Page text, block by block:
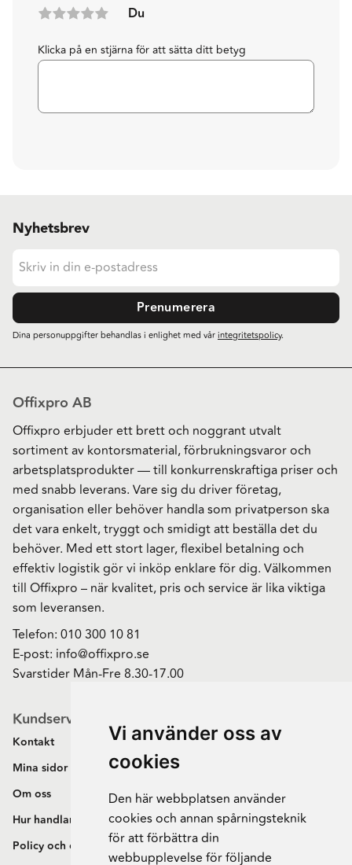
Vi använder oss av
cookies
Den här webbplatsen använder
cookies och annan spårningsteknik
för att förbättra din
webbupplevelse för följande
Du
Klicka på en stjärna för att sätta ditt betyg
Nyhetsbrev
Prenumerera
Dina personuppgifter behandlas i enlighet med vårintegritetspolicy.
Offixpro AB
Offixpro erbjuder ett brett och noggrant utvalt
sortiment av kontorsmaterial, förbrukningsvaror och
arbetsplatsprodukter — till konkurrenskraftiga priser och
med snabb leverans. Vare sig du driver företag,
organisation eller behöver handla som privatperson ska
det vara enkelt, tryggt och smidigt att beställa det du
behöver. Med ett stort lager, flexibel betalning och
effektiv logistik gör vi inköp enklare för dig. Välkommen
till Offixpro – när kvalitet, pris och service är lika viktiga
som leveransen.
Telefon: 010 300 10 81
E-post: info@offixpro.se
Svarstider Mån-Fre 8.30-17.00
Kundservice
Kontakt
Mina sidor
Om oss
Hur handlar jag?
Policy och cookies